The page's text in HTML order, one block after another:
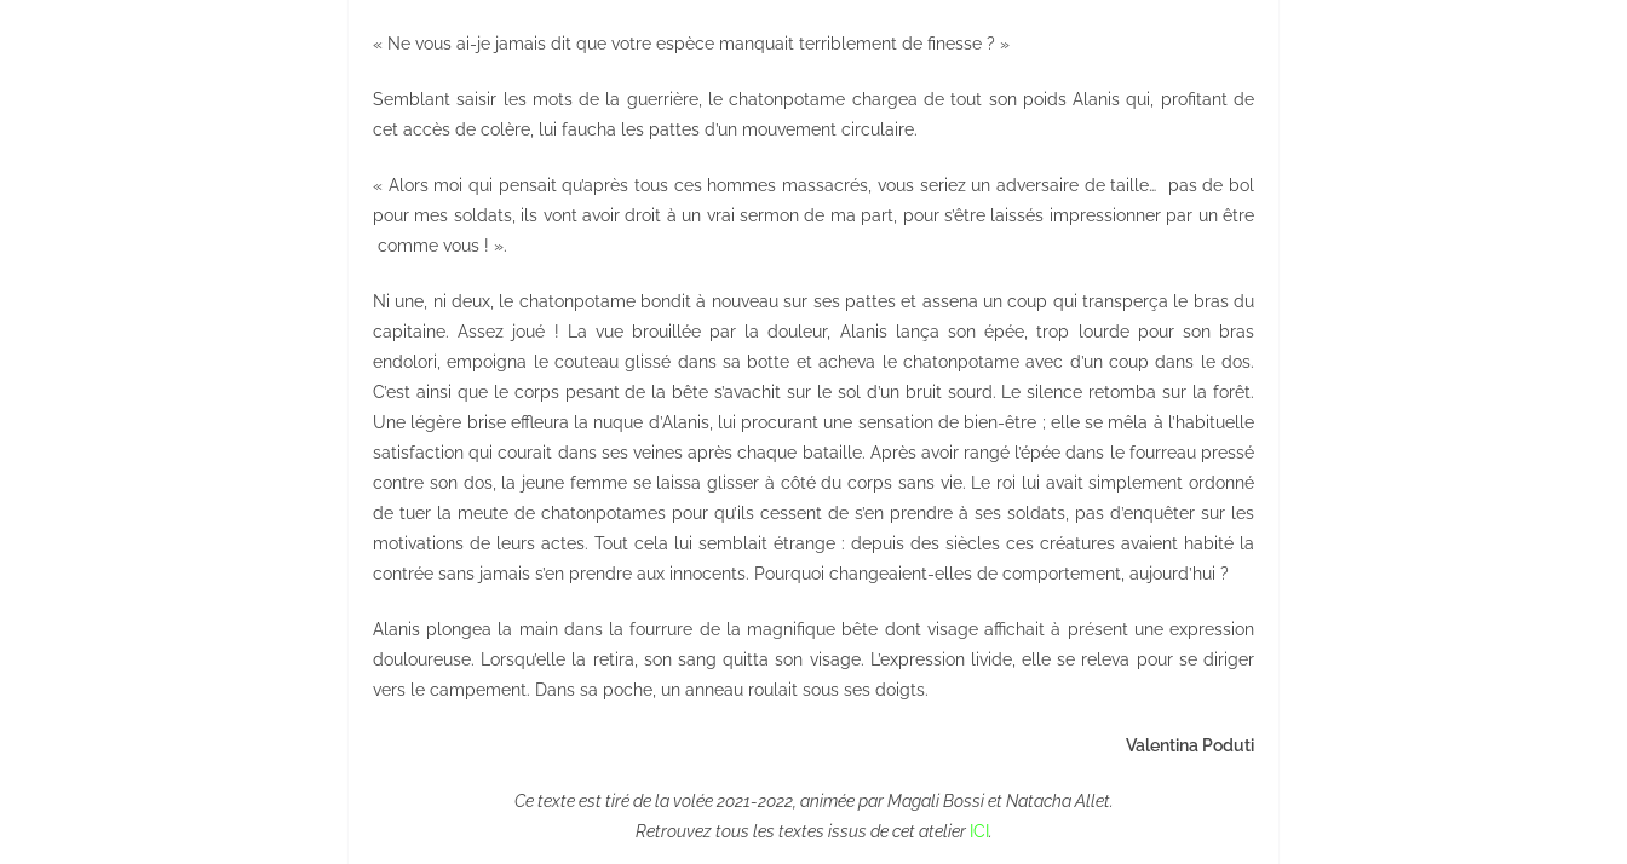
« Ne vous ai-je jamais dit que votre espèce manquait terriblement de finesse ? »
Semblant saisir les mots de la guerrière, le chatonpotame chargea de tout son poids Alanis qui, profitant de
cet accès de colère, lui faucha les pattes d’un mouvement circulaire.
« Alors moi qui pensait qu’après tous ces hommes massacrés, vous seriez un adversaire de taille… pas de bol
pour mes soldats, ils vont avoir droit à un vrai sermon de ma part, pour s’être laissés impressionner par un être
comme vous ! ».
Ni une, ni deux, le chatonpotame bondit à nouveau sur ses pattes et assena un coup qui transperça le bras du
capitaine. Assez joué ! La vue brouillée par la douleur, Alanis lança son épée, trop lourde pour son bras
endolori, empoigna le couteau glissé dans sa botte et acheva le chatonpotame avec d’un coup dans le dos.
C’est ainsi que le corps pesant de la bête s’avachit sur le sol d’un bruit sourd. Le silence retomba sur la forêt.
Une légère brise effleura la nuque d’Alanis, lui procurant une sensation de bien-être ; elle se mêla à l’habituelle
satisfaction qui courait dans ses veines après chaque bataille. Après avoir rangé l’épée dans le fourreau pressé
contre son dos, la jeune femme se laissa glisser à côté du corps sans vie. Le roi lui avait simplement ordonné
de tuer la meute de chatonpotames pour qu’ils cessent de s’en prendre à ses soldats, pas d’enquêter sur les
motivations de leurs actes. Tout cela lui semblait étrange : depuis des siècles ces créatures avaient habité la
contrée sans jamais s’en prendre aux innocents. Pourquoi changeaient-elles de comportement, aujourd’hui ?
Alanis plongea la main dans la fourrure de la magnifique bête dont visage affichait à présent une expression
douloureuse. Lorsqu’elle la retira, son sang quitta son visage. L’expression livide, elle se releva pour se diriger
vers le campement. Dans sa poche, un anneau roulait sous ses doigts.
Valentina Poduti
Ce texte est tiré de la volée 2021-2022, animée par Magali Bossi et Natacha Allet.
Retrouvez tous les textes issus de cet atelier ICI .